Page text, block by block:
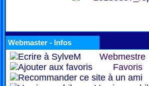
Webmaster - Infos
Webmestre
Favoris